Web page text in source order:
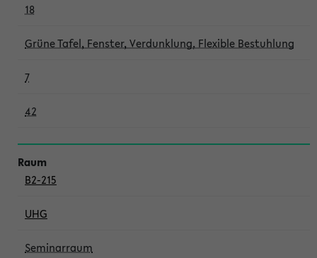
18
Grüne Tafel, Fenster, Verdunklung, Flexible Bestuhlung
7
42
B2-215
UHG
Seminarraum